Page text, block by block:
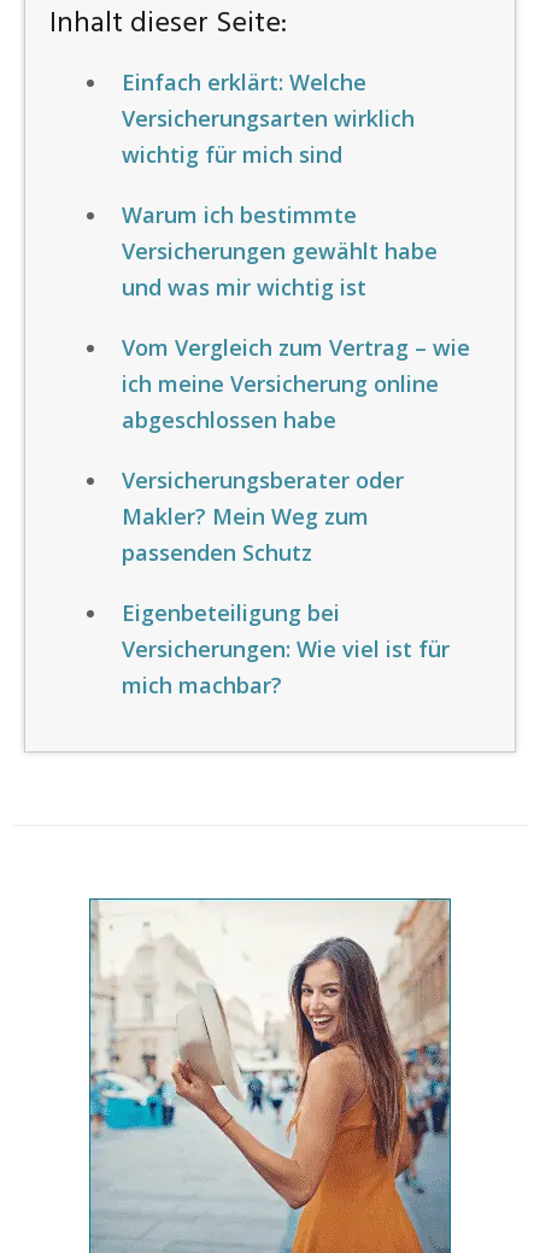
Inhalt dieser Seite:
Einfach erklärt: Welche
Versicherungsarten wirklich
wichtig für mich sind
Warum ich bestimmte
Versicherungen gewählt habe
und was mir wichtig ist
Vom Vergleich zum Vertrag – wie
ich meine Versicherung online
abgeschlossen habe
Versicherungsberater oder
Makler? Mein Weg zum
passenden Schutz
Eigenbeteiligung bei
Versicherungen: Wie viel ist für
mich machbar?